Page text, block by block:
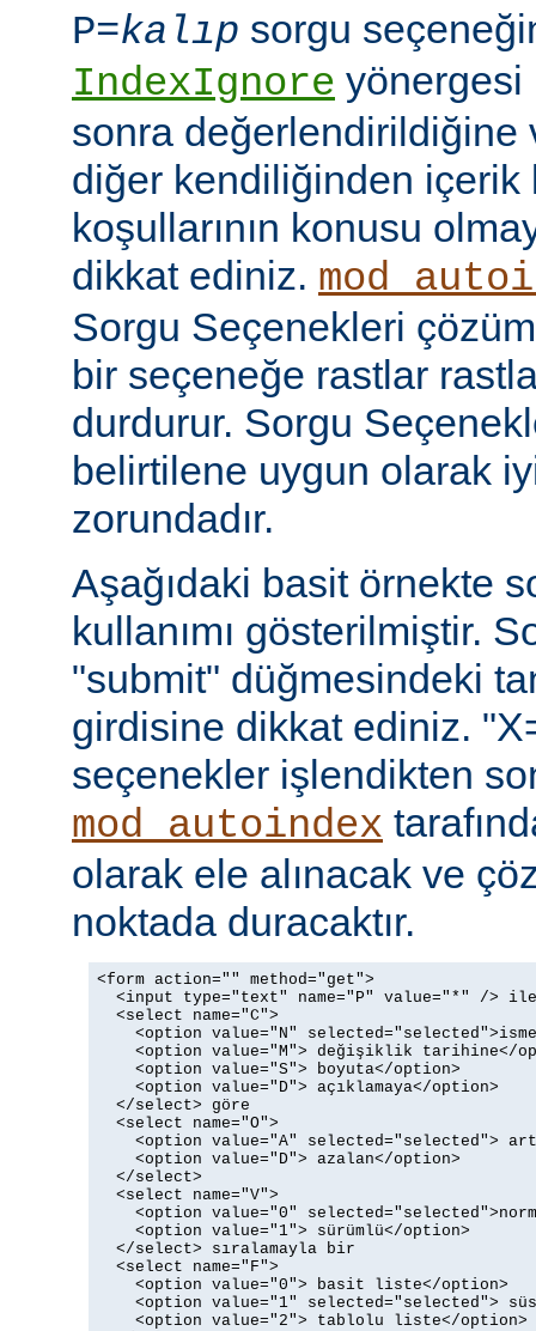
P=kalıp sorgu
IndexIgnore yönergesi
sonra değerlendirildiğine
diğer kendiliğinden içerik
koşullarının konusu
dikkat ediniz.
Sorgu Seçenekleri
bir seçeneğe rastlar
durdurur. Sorgu
belirtilene uygun olarak
zorundadır.
Aşağıdaki basit örnekte
kullanımı gösterilmiştir.
"submit" düğmesindeki
girdisine dikkat ediniz.
seçenekler işlendikten
mod_autoindex
olarak ele alınacak ve
noktada duracaktır.
<form action="" method="get">
<input type="text" name="P" value="*" />
  <select name="C">
<option value="N"
<option value="M"> değişiklik tarihine</
    <option value="S"> boyuta</option>
    <option value="D"> açıklamaya</option>
  </select> göre
  <select name="O">
<option value="A" selected="selected">
    <option value="D"> azalan</option>
  </select>
  <select name="V">
<option value="0"
    <option value="1"> sürümlü</option>
  </select> sıralamayla bir
  <select name="F">
    <option value="0"> basit liste</option>
<option value="1" selected="selected">
    <option value="2"> tablolu liste</option>